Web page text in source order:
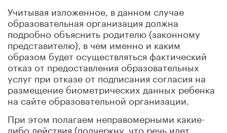
Учитывая изложенное, в данном случае
образовательная организация должна
подробно объяснить родителю (законному
представителю), в чем именно и каким
образом будет осуществляться фактический
отказ от предоставления образовательных
услуг при отказе от подписания согласия на
размещение биометрических данных ребенка
на сайте образовательной организации.
При этом полагаем неправомерными какие-
либо действия (подчеркну, что речь идет